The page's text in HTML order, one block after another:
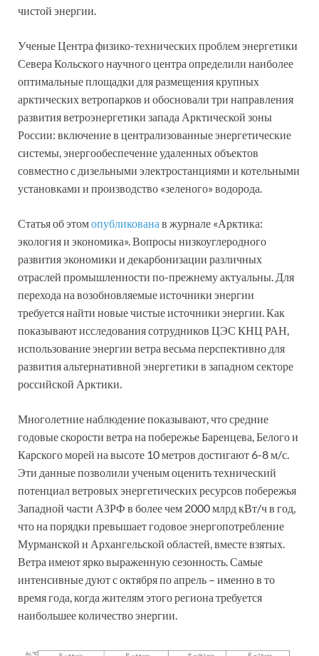
чистой энергии.
Ученые Центра физико-технических проблем энергетики
Севера Кольского научного центра определили наиболее
оптимальные площадки для размещения крупных
арктических ветропарков и обосновали три направления
развития ветроэнергетики запада Арктической зоны
России: включение в централизованные энергетические
системы, энергообеспечение удаленных объектов
совместно с дизельными электростанциями и котельными
установками и производство «зеленого» водорода.
Статья об этомопубликована в журнале «Арктика:
экология и экономика». Вопросы низкоуглеродного
развития экономики и декарбонизации различных
отраслей промышленности по-прежнему актуальны. Для
перехода на возобновляемые источники энергии
требуется найти новые чистые источники энергии. Как
показывают исследования сотрудников ЦЭС КНЦ РАН,
использование энергии ветра весьма перспективно для
развития альтернативной энергетики в западном секторе
российской Арктики.
Многолетние наблюдение показывают, что средние
годовые скорости ветра на побережье Баренцева, Белого и
Карского морей на высоте 10 метров достигают 6-8 м/с.
Эти данные позволили ученым оценить технический
потенциал ветровых энергетических ресурсов побережья
Западной части АЗРФ в более чем 2000 млрд кВт/ч в год,
что на порядки превышает годовое энергопотребление
Мурманской и Архангельской областей, вместе взятых.
Ветра имеют ярко выраженную сезонность. Самые
интенсивные дуют с октября по апрель – именно в то
время года, когда жителям этого региона требуется
наибольшее количество энергии.